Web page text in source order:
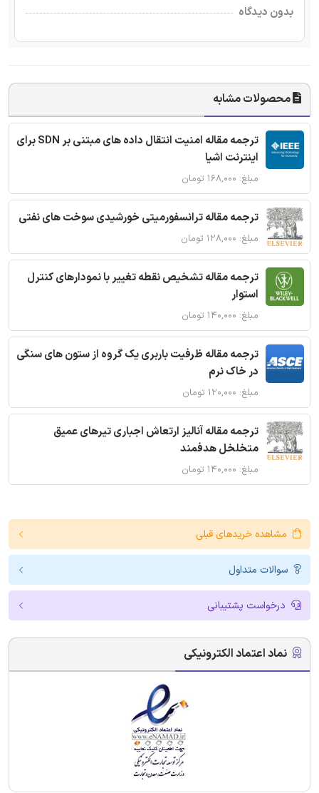
بدون دیدگاه
محصولات مشابه
ترجمه مقاله امنیت انتقال داده های مبتنی بر SDN برای
اینترنت اشیا
مبلغ: ۱۶۸,۰۰۰ تومان
ترجمه مقاله ترانسفورمیتی خورشیدی سوخت های نفتی
مبلغ: ۱۲۸,۰۰۰ تومان
ترجمه مقاله تشخیص نقطه تغییر با نمودارهای کنترل
استوار
مبلغ: ۱۴۰,۰۰۰ تومان
ترجمه مقاله ظرفیت باربری یک گروه از ستون های سنگی
در خاک نرم
مبلغ: ۱۲۰,۰۰۰ تومان
ترجمه مقاله آنالیز ارتعاش اجباری تیرهای عمیق
متخلخل هدفمند
مبلغ: ۱۴۰,۰۰۰ تومان
مشاهده خریدهای قبلی
سوالات متداول
درخواست پشتیبانی
نماد اعتماد الکترونیکی